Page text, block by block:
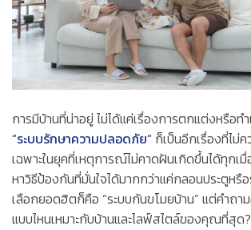
การมีบ้านที่น่าอยู่ ไม่ได้แค่เรื่องการตกแต่งหรือท
“ระบบรักษาความปลอดภัย“ ก็เป็นอีกเรื่องที่ไม่
เฉพาะในยุคที่เหตุการณ์ไม่คาดฝันเกิดขึ้นได้ทุกเ
หาวิธีป้องกันที่มั่นใจได้มากกว่าแค่กลอนประตูหรื
เลือกยอดฮิตก็คือ “ระบบกันขโมยบ้าน” แต่คำถา
แบบไหนเหมาะกับบ้านและไลฟ์สไตล์ของคุณที่สุด?